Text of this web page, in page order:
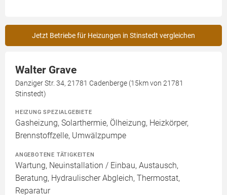
Jetzt Betriebe für Heizungen in Stinstedt vergleichen
Walter Grave
Danziger Str. 34, 21781 Cadenberge (15km von 21781
Stinstedt)
HEIZUNG SPEZIALGEBIETE
Gasheizung, Solarthermie, Ölheizung, Heizkörper,
Brennstoffzelle, Umwälzpumpe
ANGEBOTENE TÄTIGKEITEN
Wartung, Neuinstallation / Einbau, Austausch,
Beratung, Hydraulischer Abgleich, Thermostat,
Reparatur